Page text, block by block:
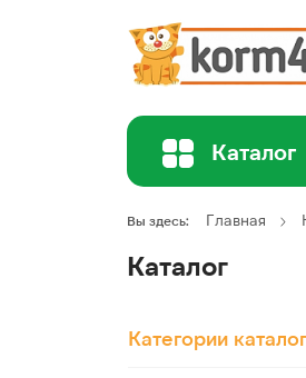
Каталог
Вы здесь: Главная
Каталог
Категории